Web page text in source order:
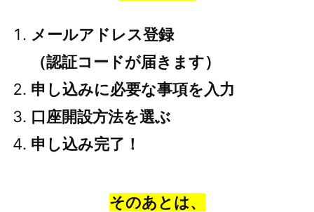
メールアドレス登録
（認証コードが届きます）
申し込みに必要な事項を入力
口座開設方法を選ぶ
申し込み完了！
そのあとは、